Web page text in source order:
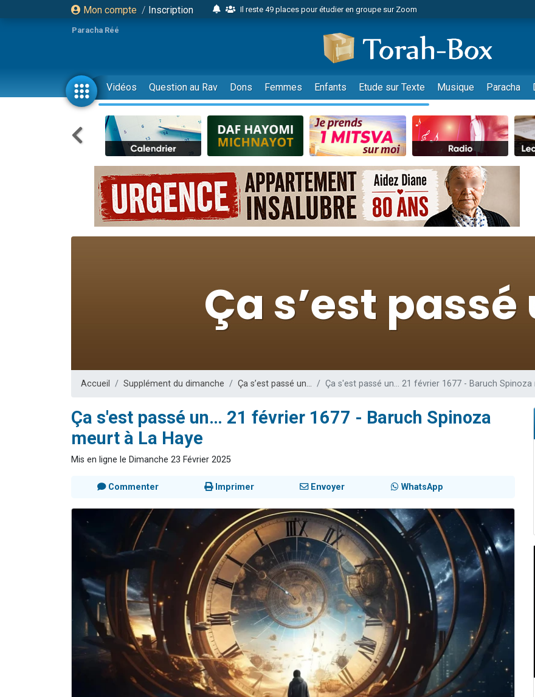
Mon compte / Inscription
Il reste 49 places pour étudier en groupe sur Zoom
2 personnes viennent de nous rejoindre sur WhatsApp
6 personnes viennent de nous rejoindre sur WhatsApp
4 personnes viennent de faire un don pour Reloger Rivka, 6 enfants, victime de
2 personnes viennent de faire un don pour 1 Journée de Vacances Pour les Enfants
17 personnes viennent de demander une bénédiction
4 personnes viennent de nous rejoindre sur WhatsApp
Il reste 49 places pour étudier en groupe sur Zoom
Eva vient de donner son Maasser
4 personnes viennent de nous rejoindre sur WhatsApp
3 personnes viennent de nous rejoindre sur WhatsApp
Odaya vient de donner son Maasser
30 personnes viennent de faire un don pour Sauvez la jambe de Yohan
Il reste 49 places pour étudier en groupe sur Zoom
Paracha Réé
Vidéos Question au Rav Dons Femmes Enfants Etude sur Texte Musique Paracha
Accueil Supplément du dimanche Ça s’est passé un… Ça s'est passé un… 21 février 1677 - Baruch Spinoza
Ça s'est passé un… 21 février 1677 - Baruch Spinoza
meurt à La Haye
Mis en ligne le Dimanche 23 Février 2025
Commenter Imprimer Envoyer WhatsApp